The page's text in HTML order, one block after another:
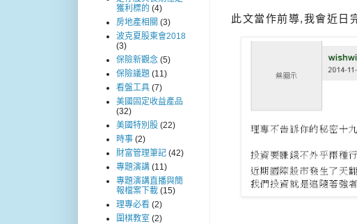
此文當作前導,我會近日
獲利標的 (4)
房地產相關 (3)
波克夏股東會2018
(3)
保險新觀念 (5)
保險議題 (11)
看盤工具 (7)
美國固定收益產品
(32)
美國特別股 (22)
時事 (2)
財富管理筆記 (42)
專題演講 (11)
專題演講直播與簡
報檔案下載 (15)
理專必看 (2)
圍棋教室 (2)